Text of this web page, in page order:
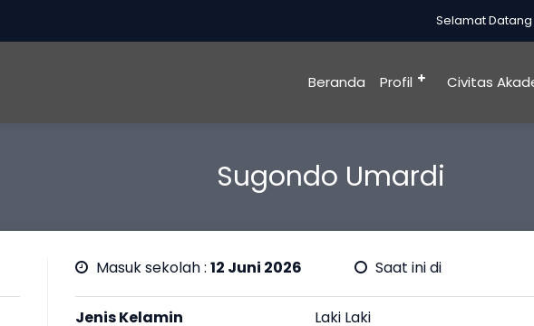
Selamat Datang
Beranda Profil Civitas
Sugondo Umardi
Masuk sekolah : 12 Juni 2026 Saat ini di
Jenis Kelamin Laki Laki